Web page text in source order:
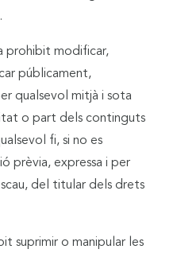
prohibit modificar,
públicament,
qualsevol mitjà i sota
o part dels continguts
fi, si no es
prèvia, expressa i per
del titular dels drets
suprimir o manipular les